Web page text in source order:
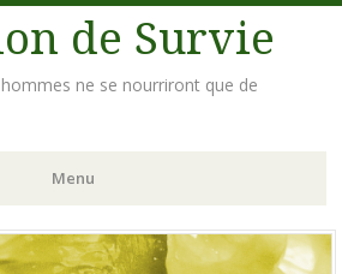
de Survie
ne se nourriront que de
Menu